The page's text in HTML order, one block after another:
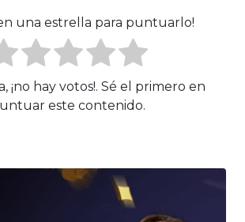
una estrella para puntuarlo!
¡no hay votos!. Sé el primero en
este contenido.